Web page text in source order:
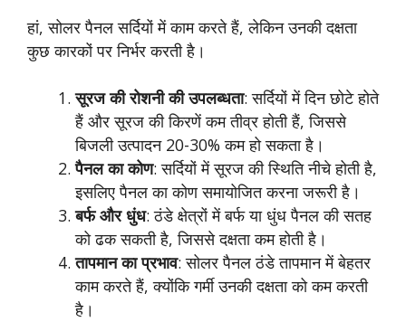
हां, सोलर पैनल सर्दियों में काम करते हैं, लेकिन उनकी दक्षता
कुछ कारकों पर निर्भर करती है।
सूरज की रोशनी की उपलब्धता: सर्दियों में दिन छोटे होते
हैं और सूरज की किरणें कम तीव्र होती हैं, जिससे
बिजली उत्पादन 20-30% कम हो सकता है।
पैनल का कोण: सर्दियों में सूरज की स्थिति नीचे होती है,
इसलिए पैनल का कोण समायोजित करना जरूरी है।
बर्फ और धुंध: ठंडे क्षेत्रों में बर्फ या धुंध पैनल की सतह
को ढक सकती है, जिससे दक्षता कम होती है।
तापमान का प्रभाव: सोलर पैनल ठंडे तापमान में बेहतर
काम करते हैं, क्योंकि गर्मी उनकी दक्षता को कम करती
है।